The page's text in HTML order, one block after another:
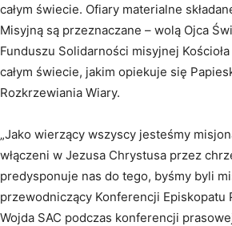
całym świecie. Ofiary materialne
Misyjną są przeznaczane – wolą Ojca
Funduszu Solidarności misyjnej
całym świecie, jakim opiekuje się
Rozkrzewiania Wiary.
„Jako wierzący wszyscy jesteśmy
włączeni w Jezusa Chrystusa przez
predysponuje nas do tego, byśmy byli
przewodniczący Konferencji Episkopatu
Wojda SAC podczas konferencji